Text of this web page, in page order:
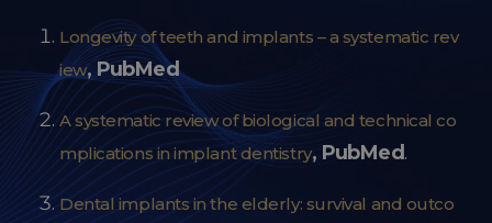
Longevity of teeth and implants – a systematic rev
iew, PubMed
A systematic review of biological and technical co
mplications in implant dentistry, PubMed.
Dental implants in the elderly: survival and outco